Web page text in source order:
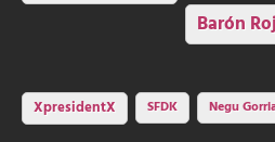
Barón
XpresidentX SFDK Negu